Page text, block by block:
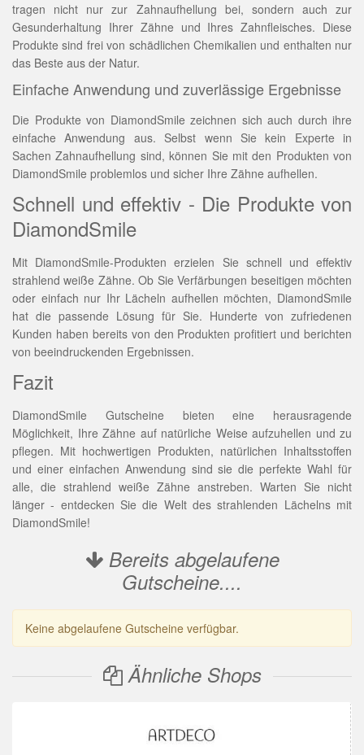
tragen nicht nur zur Zahnaufhellung bei, sondern auch zur
Gesunderhaltung Ihrer Zähne und Ihres Zahnfleisches. Diese
Produkte sind frei von schädlichen Chemikalien und enthalten nur
das Beste aus der Natur.
Einfache Anwendung und zuverlässige Ergebnisse
Die Produkte von DiamondSmile zeichnen sich auch durch ihre
einfache Anwendung aus. Selbst wenn Sie kein Experte in
Sachen Zahnaufhellung sind, können Sie mit den Produkten von
DiamondSmile problemlos und sicher Ihre Zähne aufhellen.
Schnell und effektiv - Die Produkte von
DiamondSmile
Mit DiamondSmile-Produkten erzielen Sie schnell und effektiv
strahlend weiße Zähne. Ob Sie Verfärbungen beseitigen möchten
oder einfach nur Ihr Lächeln aufhellen möchten, DiamondSmile
hat die passende Lösung für Sie. Hunderte von zufriedenen
Kunden haben bereits von den Produkten profitiert und berichten
von beeindruckenden Ergebnissen.
Fazit
DiamondSmile Gutscheine bieten eine herausragende
Möglichkeit, Ihre Zähne auf natürliche Weise aufzuhellen und zu
pflegen. Mit hochwertigen Produkten, natürlichen Inhaltsstoffen
und einer einfachen Anwendung sind sie die perfekte Wahl für
alle, die strahlend weiße Zähne anstreben. Warten Sie nicht
länger - entdecken Sie die Welt des strahlenden Lächelns mit
DiamondSmile!
Bereits abgelaufene
Gutscheine....
Keine abgelaufene Gutscheine verfügbar.
Ähnliche Shops